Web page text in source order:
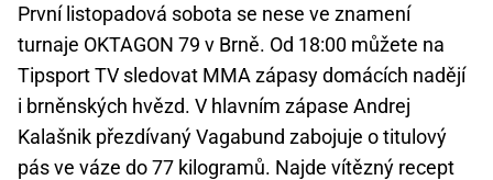
První listopadová sobota se nese ve znamení
turnaje OKTAGON 79 v Brně. Od 18:00 můžete na
Tipsport TV sledovat MMA zápasy domácích nadějí
i brněnských hvězd. V hlavním zápase Andrej
Kalašnik přezdívaný Vagabund zabojuje o titulový
pás ve váze do 77 kilogramů. Najde vítězný recept